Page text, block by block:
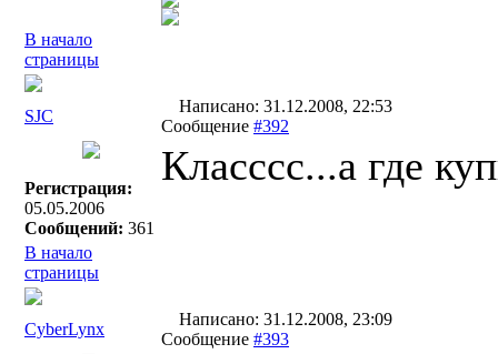
В начало
страницы
SJC
Написано: 31.12.2008, 22:53
Сообщение #392
Регистрация:
05.05.2006
Сообщений: 361
Класссс...а где
В начало
страницы
СyberLynx
Написано: 31.12.2008, 23:09
Сообщение #393